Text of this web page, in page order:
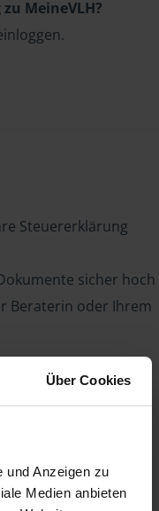
Über Cookies
und Anzeigen zu
Medien anbieten
MeineVLH?
Steuererklärung
sicher hoch
Beraterin oder Ihrem